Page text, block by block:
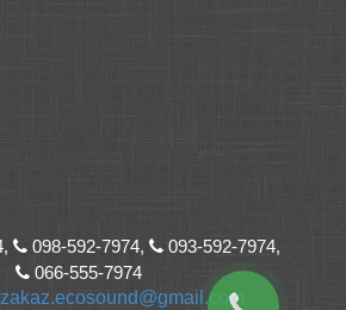
098-592-7974,
093-592-7974,
066-555-7974